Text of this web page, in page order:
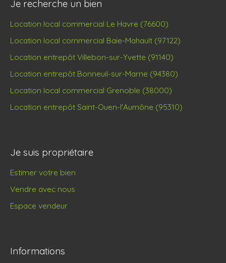
Je recherche un bien
Location local commercial Le Havre (76600)
Location local commercial Baie-Mahault (97122)
Location entrepôt Villebon-sur-Yvette (91140)
Location entrepôt Bonneuil-sur-Marne (94380)
Location local commercial Grenoble (38000)
Location entrepôt Saint-Ouen-l'Aumône (95310)
Je suis propriétaire
Estimer votre bien
Vendre avec nous
Espace vendeur
Informations